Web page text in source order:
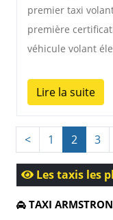
premier taxi
première
véhicule volant
Lire la suite
< 1 2 3
Les taxis les
TAXI